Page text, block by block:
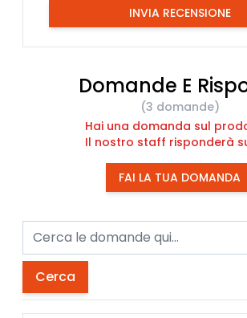
INVIA RECENSIONE
Domande E
(3 domande)
Hai una domanda sul
Il nostro staff risponderà
FAI LA TUA DOMANDA
Cerca